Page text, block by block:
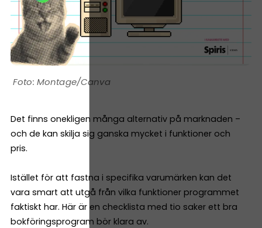
Montage/Canva
Det finns onekligen många alternativ på marknaden –
och de kan skilja sig ganska mycket i funktioner och
pris.
Istället för att fastna i specifika varumärken kan det
vara smart att utgå från vilka funktioner programmet
faktiskt har. Här är en checklista med tio saker ett bra
bokföringsprogram bör klara av.